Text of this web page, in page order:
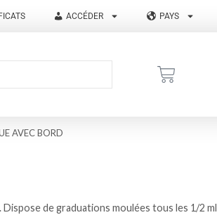
ACCÉDER PAYS
AVEC BORD
Dispose de graduations moulées tous les 1/2 ml